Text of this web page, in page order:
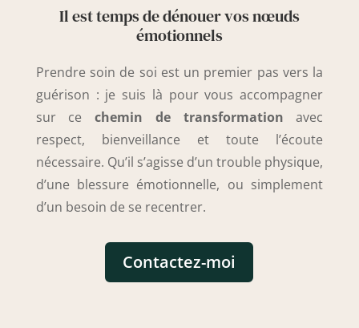
Il est temps de dénouer vos nœuds
émotionnels
Prendre soin de soi est un premier pas vers la
guérison : je suis là pour vous accompagner
sur cechemin de transformation avec
respect, bienveillance et toute l’écoute
nécessaire. Qu’il s’agisse d’un trouble physique,
d’une blessure émotionnelle, ou simplement
d’un besoin de se recentrer.
Contactez-moi